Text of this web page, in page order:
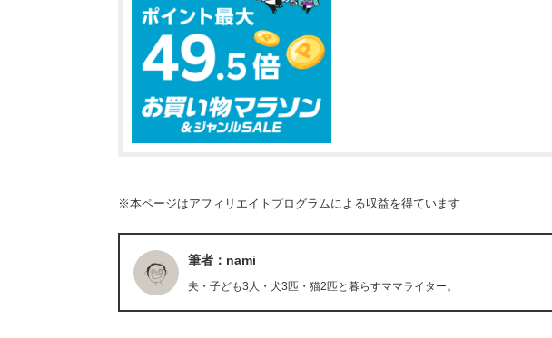
※本ページはアフィリエイトプログラムによる収益を得ています
筆者：nami
夫・子ども3人・犬3匹・猫2匹と暮らすママライター。